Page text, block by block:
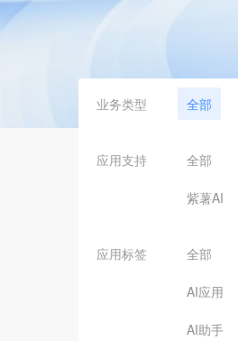
业务类型 全部
应用支持 全部
紫薯AI
应用标签 全部
AI应用
AI助手